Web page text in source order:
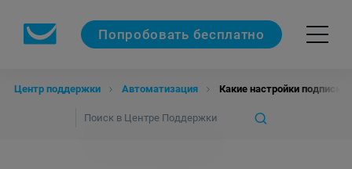
Попробовать бесплатно
Центр поддержки Автоматизация Какие настройки